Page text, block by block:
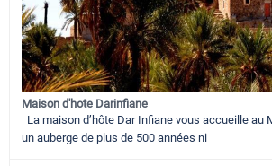
Maison d'hote Darinfiane
La maison d’hôte Dar Infiane vous accueille au
un auberge de plus de 500 années ni